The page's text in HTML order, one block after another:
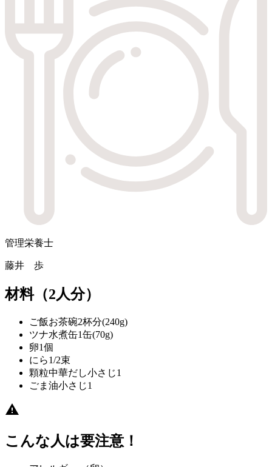
管理栄養士
藤井 歩
材料（2人分）
ご飯お茶碗2杯分(240g)
ツナ水煮缶1缶(70g)
卵1個
にら1/2束
顆粒中華だし小さじ1
ごま油小さじ1
こんな人は要注意！